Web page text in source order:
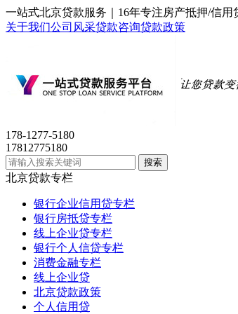
一站式北京贷款服务｜16年专注房产抵押/信
关于我们公司风采贷款咨询贷款政策
178-1277-5180
17812775180
北京贷款专栏
银行企业信用贷专栏
银行房抵贷专栏
线上企业贷专栏
银行个人信贷专栏
消费金融专栏
线上企业贷
北京贷款政策
个人信用贷